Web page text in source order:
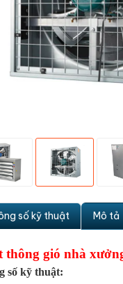
số kỹ thuật Mô tả
thông gió nhà
số kỹ thuật: